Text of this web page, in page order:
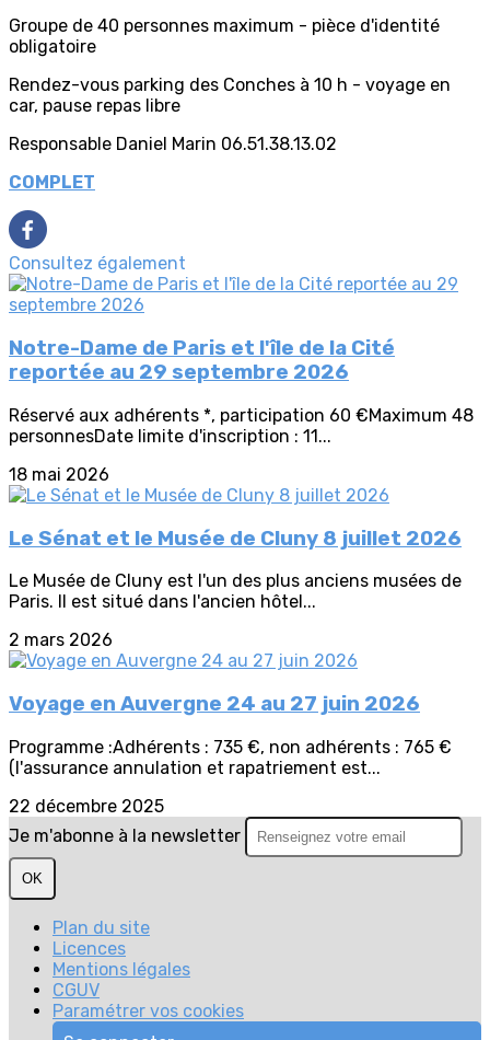
Groupe de 40 personnes maximum - pièce d'identité
obligatoire
Rendez-vous parking des Conches à 10 h - voyage en
car, pause repas libre
Responsable Daniel Marin 06.51.38.13.02
COMPLET
Consultez également
Notre-Dame de Paris et l'île de la Cité
reportée au 29 septembre 2026
Réservé aux adhérents *, participation 60 €Maximum 48
personnesDate limite d'inscription : 11...
18 mai 2026
Le Sénat et le Musée de Cluny 8 juillet 2026
Le Musée de Cluny est l'un des plus anciens musées de
Paris. Il est situé dans l'ancien hôtel...
2 mars 2026
Voyage en Auvergne 24 au 27 juin 2026
Programme :Adhérents : 735 €, non adhérents : 765 €
(l'assurance annulation et rapatriement est...
22 décembre 2025
Je m'abonne à la newsletter
OK
Plan du site
Licences
Mentions légales
CGUV
Paramétrer vos cookies